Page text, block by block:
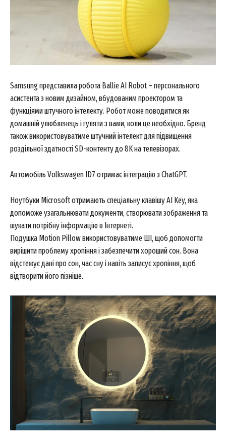
Samsung представила робота Ballie AI Robot – персонального
асистента з новим дизайном, вбудованим проектором та
функціями штучного інтелекту. Робот може поводитися як
домашній улюбленець і гуляти з вами, коли це необхідно. Бренд
також використовуватиме штучний інтелект для підвищення
роздільної здатності SD-контенту до 8K на телевізорах.
Автомобіль Volkswagen ID7 отримає інтеграцію з ChatGPT.
Ноутбуки Microsoft отримають спеціальну клавішу AI Key, яка
допоможе узагальнювати документи, створювати зображення та
шукати потрібну інформацію в Інтернеті.
Подушка Motion Pillow використовуватиме ШІ, щоб допомогти
вирішити проблему хропіння і забезпечити хороший сон. Вона
відстежує дані про сон, час сну і навіть записує хропіння, щоб
відтворити його пізніше.